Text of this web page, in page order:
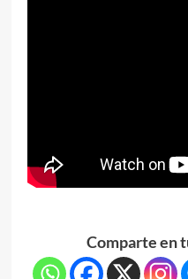
Comparte en